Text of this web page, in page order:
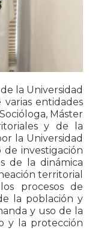
la Universidad
varias entidades
Máster
y de la
la Universidad
investigación
de la dinámica
territorial
procesos de
la población y
y uso de la
y la protección